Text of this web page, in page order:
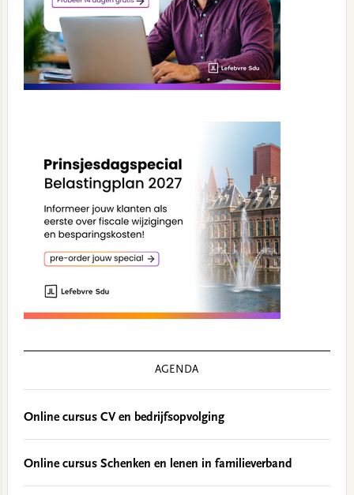
AGENDA
Online cursus CV en bedrijfsopvolging
Online cursus Schenken en lenen in familieverband